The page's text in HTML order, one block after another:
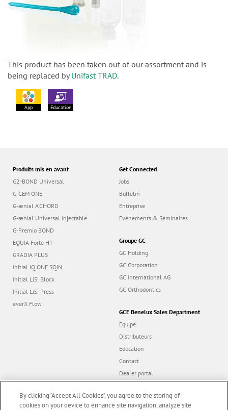
This product has been taken out of our assortment and is
being replaced byUnifast TRAD.
App Education
Produits mis en avant
G2-BOND Universal
G-CEM ONE
G-ænial A’CHORD
G-ænial Universal Injectable
G-Premio BOND
EQUIA Forte HT
GRADIA PLUS
Initial IQ ONE SQIN
Initial LiSi Block
Initial LiSi Press
everX Flow
Get Connected
Jobs
Bulletin
Entreprise
Evénements & Séminaires
Groupe GC
GC Holding
GC Corporation
GC International AG
GC Orthodontics
GCE Benelux Sales Department
Equipe
Distributeurs
Education
Contact
Dealer portal
By clicking “Accept All Cookies”, you agree to the storing of
cookies on your device to enhance site navigation, analyze site